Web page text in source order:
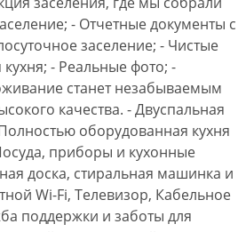
- Отчетные документы с
заселение; - Чистые
- Реальные фото; -
станет незабываемым
качества. - Двуспальная
оборудованная кухня
приборы и кухонные
доска, стиральная машинка и
Wi-Fi, Телевизор, Кабельное
поддержки и заботы для